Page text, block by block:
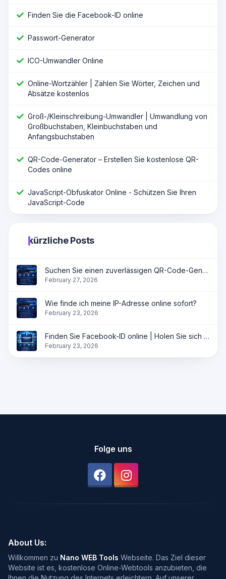
Finden Sie die Facebook-ID online
Passwort-Generator
ICO-Umwandler Online
Online-Wortzähler | Zählen Sie Wörter, Zeichen und
Absätze kostenlos
Groß-/Kleinschreibung-Umwandler | Umwandlung von
Großbuchstaben, Kleinbuchstaben und
Anfangsbuchstaben
QR-Code-Generator – Erstellen Sie kostenlose QR-
Codes online
JavaScript-Obfuskator Online - Schützen Sie Ihren
JavaScript-Code
kürzliche Posts
Suchen Sie einen zuverlässigen QR-Code-Generator?
February 27, 2026
Wie finde ich meine IP-Adresse online sofort?
February 23, 2026
Finden Sie Facebook-ID online | Holen Sie sich Profil-, Seiten- und Gruppen-ID sofort
February 23, 2026
Folge uns
About Us:
Willkommen zu Nano WEB Tools Webseite. Das Ziel dieser
Website ist es, kostenlose Online-Webtools anzubieten, die